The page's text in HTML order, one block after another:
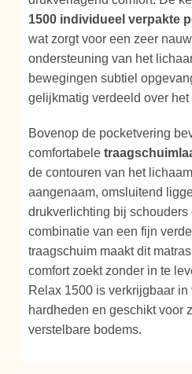
1500 individueel verpakte
wat zorgt voor een zeer
ondersteuning van het
bewegingen subtiel
gelijkmatig verdeeld over
Bovenop de pocketvering
comfortabele
de contouren van het
aangenaam, omsluitend
drukverlichting bij schouders
combinatie van een fijn
traagschuim maakt dit
comfort zoekt zonder in te
Relax 1500 is verkrijgbaar
hardheden en geschikt voor
verstelbare bodems.